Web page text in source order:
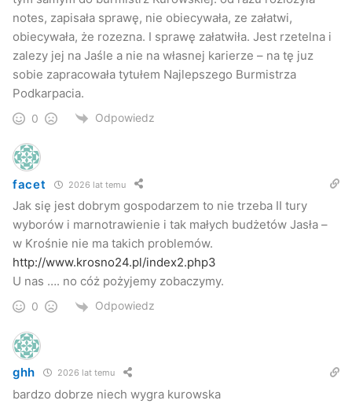
notes, zapisała sprawę, nie obiecywała, ze załatwi,
obiecywała, że rozezna. I sprawę załatwiła. Jest rzetelna i
zalezy jej na Jaśle a nie na własnej karierze – na tę juz
sobie zapracowała tytułem Najlepszego Burmistrza
Podkarpacia.
0 Odpowiedz
facet 2026 lat temu
Jak się jest dobrym gospodarzem to nie trzeba II tury
wyborów i marnotrawienie i tak małych budżetów Jasła –
w Krośnie nie ma takich problemów.
http://www.krosno24.pl/index2.php3
U nas …. no cóż pożyjemy zobaczymy.
0 Odpowiedz
ghh 2026 lat temu
bardzo dobrze niech wygra kurowska